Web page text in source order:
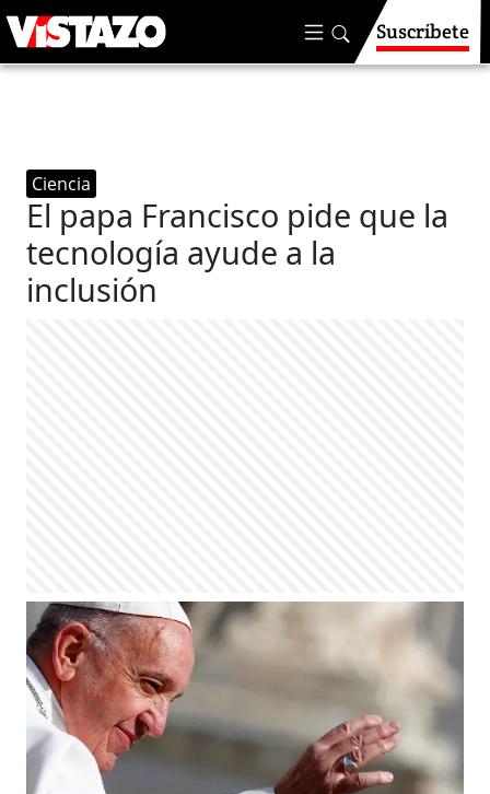
Suscríbete
Ciencia
El papa Francisco pide que la
tecnología ayude a la
inclusión